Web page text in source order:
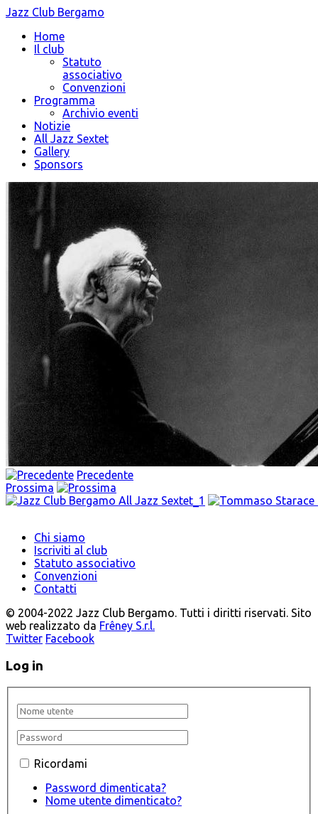
Jazz Club Bergamo
Home
Il club
Statuto
associativo
Convenzioni
Programma
Archivio eventi
Notizie
All Jazz Sextet
Gallery
Sponsors
Precedente
Prossima
Chi siamo
Iscriviti al club
Statuto associativo
Convenzioni
Contatti
© 2004-2022 Jazz Club Bergamo. Tutti i diritti riservati. Sito
web realizzato da Frêney S.r.l.
Twitter Facebook
Log in
Ricordami
Password dimenticata?
Nome utente dimenticato?